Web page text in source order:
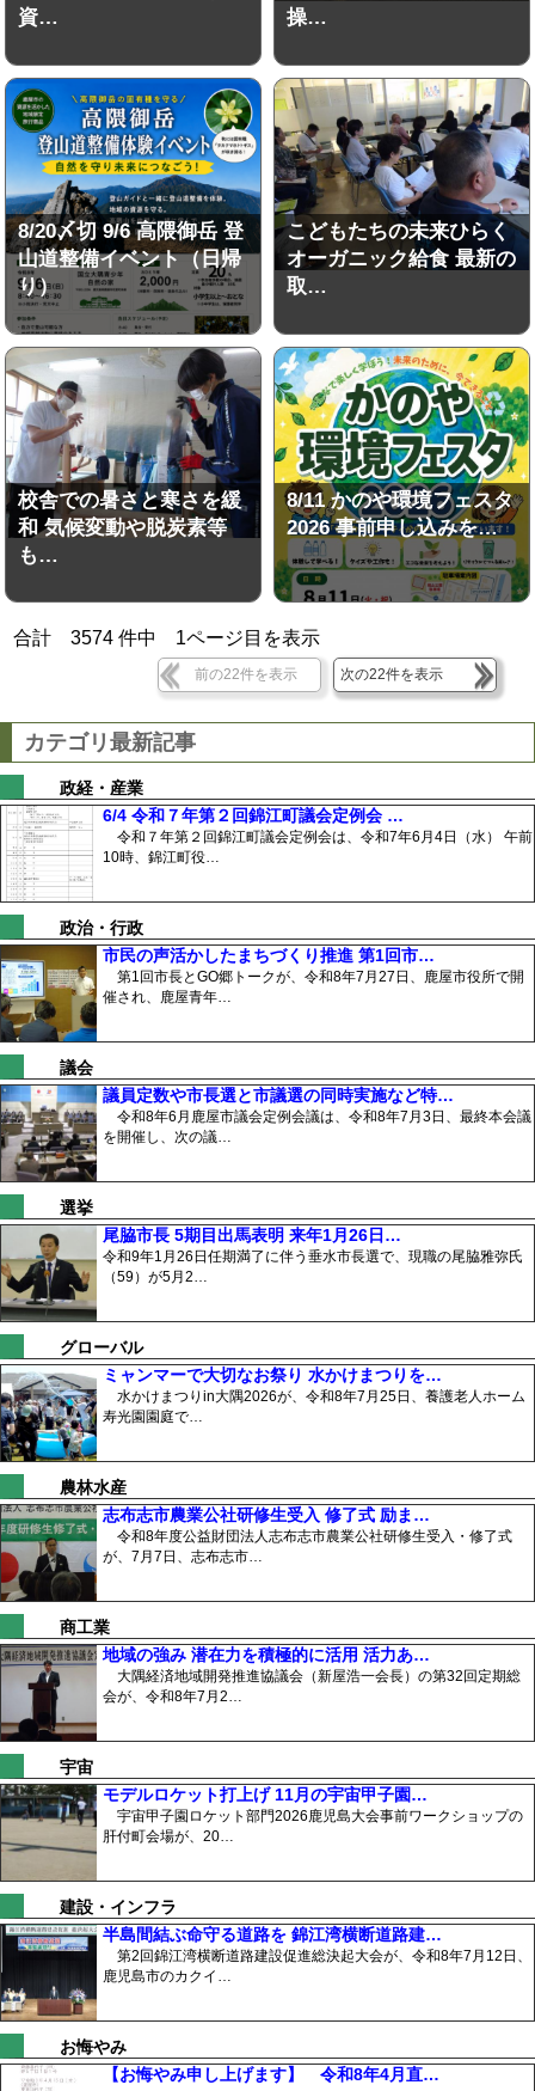
資…
操…
8/20〆切 9/6 高隈御岳 登
山道整備イベント（日帰
り）
こどもたちの未来ひらく
オーガニック給食 最新の
取…
校舎での暑さと寒さを緩
和 気候変動や脱炭素等
も…
8/11 かのや環境フェスタ
2026 事前申し込みを…
合計3574 件中 1ページ目を表示
前の22件を表示 次の22件を表示
カテゴリ最新記事
政経・産業
6/4 令和７年第２回錦江町議会定例会 …
令和７年第２回錦江町議会定例会は、令和7年6月4日（水） 午前
10時、錦江町役…
政治・行政
市民の声活かしたまちづくり推進 第1回市…
第1回市長とGO郷トークが、令和8年7月27日、鹿屋市役所で開
催され、鹿屋青年…
議会
議員定数や市長選と市議選の同時実施など特…
令和8年6月鹿屋市議会定例会議は、令和8年7月3日、最終本会議
を開催し、次の議…
選挙
尾脇市長 5期目出馬表明 来年1月26日…
令和9年1月26日任期満了に伴う垂水市長選で、現職の尾脇雅弥氏
（59）が5月2…
グローバル
ミャンマーで大切なお祭り 水かけまつりを…
水かけまつりin大隅2026が、令和8年7月25日、養護老人ホーム
寿光園園庭で…
農林水産
志布志市農業公社研修生受入 修了式 励ま…
令和8年度公益財団法人志布志市農業公社研修生受入・修了式
が、7月7日、志布志市…
商工業
地域の強み 潜在力を積極的に活用 活力あ…
大隅経済地域開発推進協議会（新屋浩一会長）の第32回定期総
会が、令和8年7月2…
宇宙
モデルロケット打上げ 11月の宇宙甲子園…
宇宙甲子園ロケット部門2026鹿児島大会事前ワークショップの
肝付町会場が、20…
建設・インフラ
半島間結ぶ命守る道路を 錦江湾横断道路建…
第2回錦江湾横断道路建設促進総決起大会が、令和8年7月12日、
鹿児島市のカクイ…
お悔やみ
【お悔やみ申し上げます】 令和8年4月直…